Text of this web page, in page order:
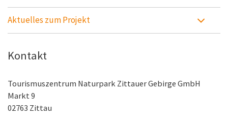
Aktuelles zum Projekt
Kontakt
Tourismuszentrum Naturpark Zittauer Gebirge GmbH
Markt 9
02763 Zittau